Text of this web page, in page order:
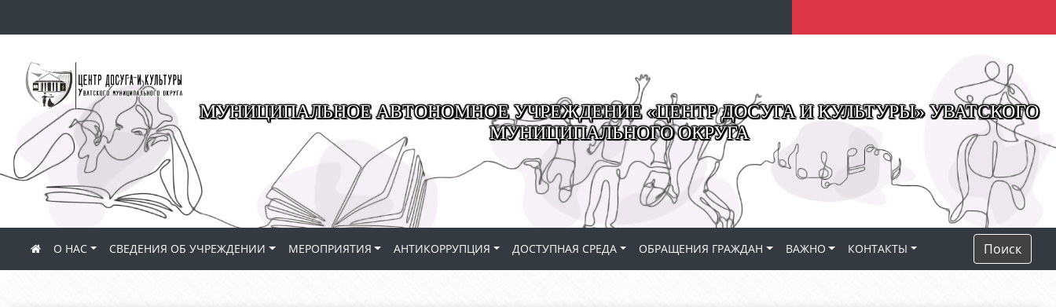
МУНИЦИПАЛЬНОЕ АВТОНОМНОЕ УЧРЕЖДЕНИЕ «ЦЕНТР ДОСУГА И КУЛЬТУРЫ» УВАТСКОГО
МУНИЦИПАЛЬНОГО ОКРУГА
О НАС СВЕДЕНИЯ ОБ УЧРЕЖДЕНИИ МЕРОПРИЯТИЯ АНТИКОРРУПЦИЯ ДОСТУПНАЯ СРЕДА ОБРАЩЕНИЯ ГРАЖДАН ВАЖНО КОНТАКТЫ Поиск